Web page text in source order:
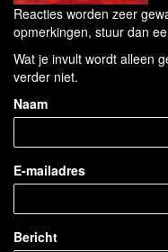
Reacties worden zeer
opmerkingen, stuur dan
Wat je invult wordt alleen
verder niet.
Naam
E-mailadres
Bericht